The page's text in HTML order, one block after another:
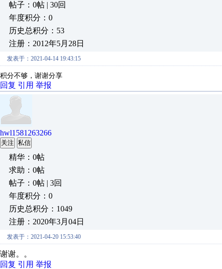
帖子：0帖 | 30回
年度积分：0
历史总积分：53
注册：2012年5月28日
发表于：2021-04-14 19:43:15
积分不够，谢谢分享
回复 引用 举报
hwl1581263266
关注 私信
精华：0帖
求助：0帖
帖子：0帖 | 3回
年度积分：0
历史总积分：1049
注册：2020年3月04日
发表于：2021-04-20 15:53:40
谢谢。。
回复 引用 举报